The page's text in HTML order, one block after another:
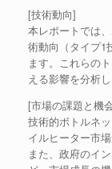
[技術動向]
本レポートでは
術動向（タイプ1
ます。これらの
える影響を分析し
[市場の課題と機
技術的ボトルネ
イルヒーター市
また、政府のイ